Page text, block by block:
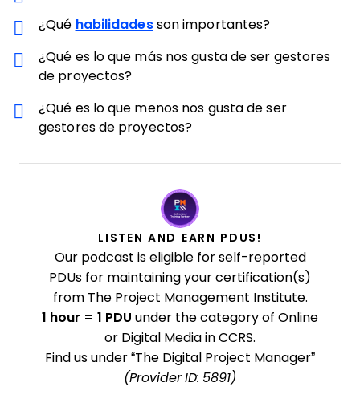
¿Qué habilidadesson importantes?
¿Qué es lo que más nos gusta de ser gestores
de proyectos?
¿Qué es lo que menos nos gusta de ser
gestores de proyectos?
LISTEN AND EARN PDUS!
Our podcast is eligible for self-reported
PDUs for maintaining your certification(s)
from The Project Management Institute.
1 hour = 1 PDU under the category of Online
or Digital Media in CCRS.
Find us under “The Digital Project Manager”
(Provider ID: 5891)